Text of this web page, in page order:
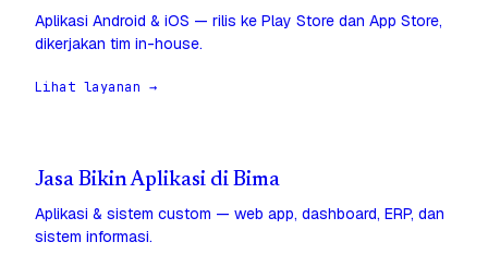
Aplikasi Android & iOS — rilis ke Play Store dan App Store,
dikerjakan tim in-house.
Lihat layanan →
Jasa Bikin Aplikasi di Bima
Aplikasi & sistem custom — web app, dashboard, ERP, dan
sistem informasi.